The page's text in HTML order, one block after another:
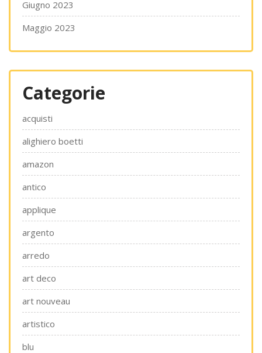
Giugno 2023
Maggio 2023
Categorie
acquisti
alighiero boetti
amazon
antico
applique
argento
arredo
art deco
art nouveau
artistico
blu